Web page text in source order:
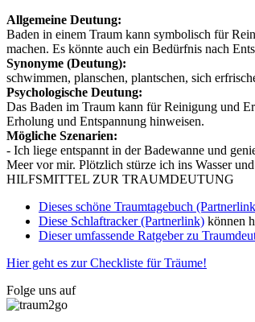
Allgemeine Deutung:
Baden in einem Traum kann symbolisch für
machen. Es könnte auch ein Bedürfnis nach
Synonyme (Deutung):
schwimmen, planschen, plantschen, sich
Psychologische Deutung:
Das Baden im Traum kann für Reinigung und
Erholung und Entspannung hinweisen.
Mögliche Szenarien:
- Ich liege entspannt in der Badewanne und
Meer vor mir. Plötzlich stürze ich ins Wasser
HILFSMITTEL ZUR TRAUMDEUTUNG
Dieses schöne Traumtagebuch
Diese Schlaftracker (Partnerlink) können
Dieser umfassende Ratgeber zu
Hier geht es zur Checkliste für Träume!
Folge uns auf